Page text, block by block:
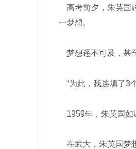
高考前夕，朱英国
一梦想。
梦想遥不可及，甚
“为此，我连填了3
1959年，朱英国如
在武大，朱英国梦